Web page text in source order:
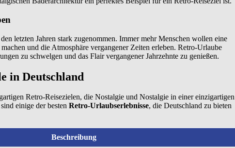
letzten Jahren stark zugenommen. Immer mehr Menschen wollen eine
und die Atmosphäre vergangener Zeiten erleben. Retro-Urlaube
zu schwelgen und das Flair vergangener Jahrzehnte zu genießen.
in Deutschland
Retro-Reisezielen, die Nostalgie und Nostalgie in einer einzigartigen
einige der besten Retro-Urlaubserlebnisse, die Deutschland zu bieten
Beschreibung